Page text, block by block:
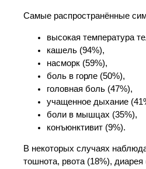
Самые распространённые
высокая температура
кашель (94%),
насморк (59%),
боль в горле (50%),
головная боль (47%),
учащенное дыхание
боли в мышцах (35%),
конъюнктивит (9%).
В некоторых случаях
тошнота, рвота (18%), диарея